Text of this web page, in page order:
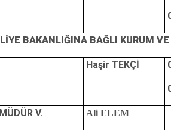
BAKANLIĞINA BAĞLI KURUM VE
Haşir TEKÇİ
V. Ali ELEM